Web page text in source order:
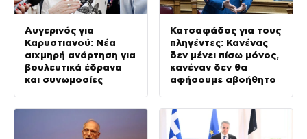
Αυγερινός για
Καρυστιανού: Νέα
αιχμηρή ανάρτηση για
βουλευτικά έδρανα
και συνωμοσίες
Κατσαφάδος για τους
πληγέντες: Κανένας
δεν μένει πίσω μόνος,
κανέναν δεν θα
αφήσουμε αβοήθητο